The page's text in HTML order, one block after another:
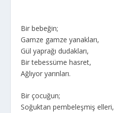
Bir bebeğin;
Gamze gamze yanakları,
Gül yaprağı dudakları,
Bir tebessüme hasret,
Ağlıyor yarınları.
Bir çocuğun;
Soğuktan pembeleşmiş elleri,